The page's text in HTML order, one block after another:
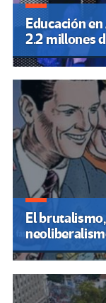
Educación
2.2 millones
El